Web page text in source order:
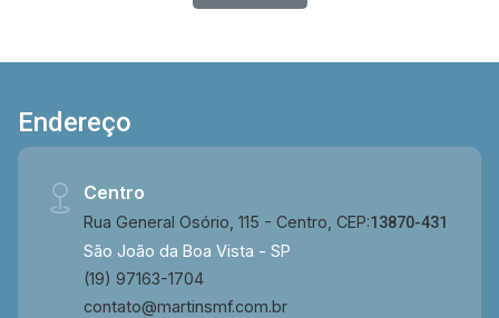
Endereço
Centro
Rua General Osório, 115 - Centro, CEP:13870-431
São João da Boa Vista - SP
(19) 97163-1704
contato@martinsmf.com.br